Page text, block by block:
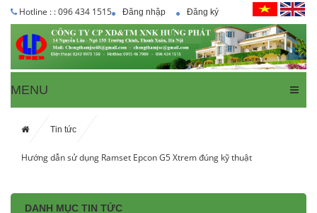
Hotline : : 096 434 1515 Đăng nhập Đăng ký
MENU
Tin tức
Hướng dẫn sử dụng Ramset Epcon G5 Xtrem đúng kỹ thuật
DANH MỤC TIN TỨC